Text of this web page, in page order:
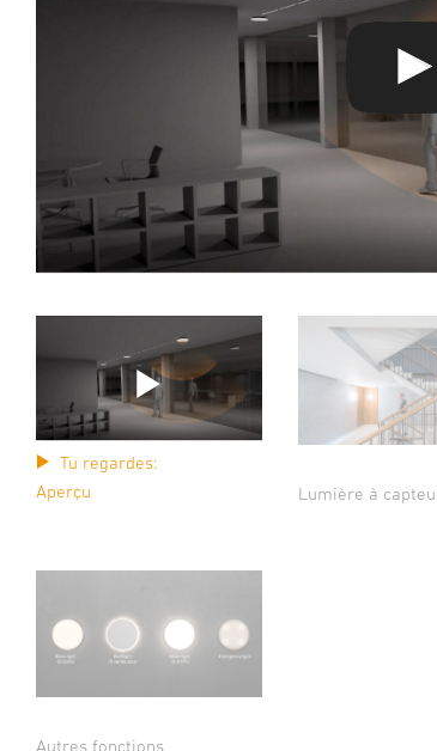
Tu regardes:
Aperçu
Lumière à
Autres fonctions